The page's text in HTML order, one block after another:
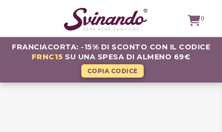
0
TUTTI I
FRANCIACORTA: -15% DI SCONTO CON IL CODICE
FRNC15 SU UNA SPESA DI ALMENO 69€
COPIA CODICE